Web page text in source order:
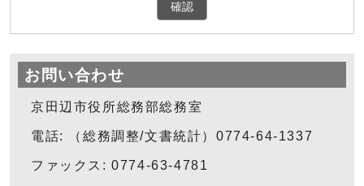
確認
お問い合わせ
京田辺市役所総務部総務室
電話: （総務調整/文書統計）0774-64-1337
ファックス: 0774-63-4781